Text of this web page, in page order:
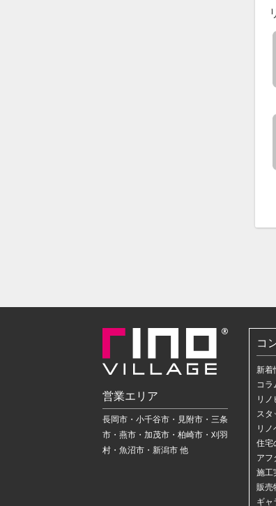
営業エリア
長岡市・小千谷市・見附市・三条
市・燕市・加茂市・柏崎市・刈羽
村・魚沼市・新潟市 他
コ
新着
コラ
リノ
スタ
リノ
住宅
アフ
施工
販売
ギャ